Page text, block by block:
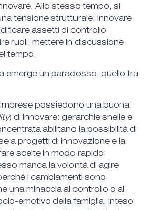
. Allo stesso tempo, si
tensione strutturale: innovare
assetti di controllo
ruoli, mettere in discussione
tempo.
emerge un paradosso, quello tra
imprese possiedono unabuona
) di innovare: gerarchie snelle e
abilitano la possibilità di
a progetti di innovazione e la
scelte in modo rapido;
manca la volontà di agire
i cambiamenti sono
unaminaccia al controllo o al
emotivo della famiglia, inteso